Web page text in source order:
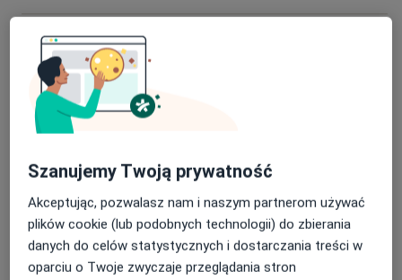
Badania stomatologiczne
Szczegóły
Leczenie kanałowe
Szczegóły
Leczenie próchnicy
Szczegóły
Odbudowa zębów
Szczegóły
Szanujemy Twoją prywatność
Akceptując, pozwalasz nam i naszym partnerom używać
plików cookie (lub podobnych technologii) do zbierania
danych do celów statystycznych i dostarczania treści w
oparciu o Twoje zwyczaje przeglądania stron